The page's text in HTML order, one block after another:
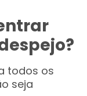
todos os
seja